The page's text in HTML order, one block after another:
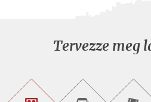
Tervezze meg